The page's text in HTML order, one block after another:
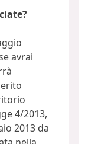
avrai
4/2013,
2013 da